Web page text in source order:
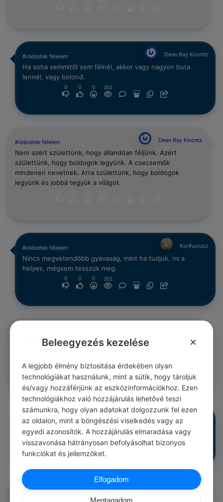
#idézetek félelem Dean Ray Koontz
Ha soha semmitől sem félnél, akkor vagy nagyon buta
lennél, vagy bolond.
0 0 0 352
#idézetek félelem Dean Ray Koontz
Nem azért születtünk, hogy állandóan féljünk. Azért
születtünk, hogy boldogok legyünk. A csecsemők
mindenen nevetnek. Arra születtünk, hogy boldogok
legyünk és jobbá tegyük a világot.
#idézetek félelem Konfuciusz
Nincs megvetendőbb gyávaság, mint ha tudjuk, mi a
helyes, mégsem tesszük meg.
0 0 0 352
Minden emberi félelem alapja: egy korábban becsukott ajtó
0 0 0 352
#idézetek félelem
A világnak fogai vannak, és beléd marhat, amikor csak akar.
0 0 0 352
#idézetek félelem Stephen King
Beleegyezés kezelése ×
A legjobb élmény biztosítása érdekében olyan
technológiákat használunk, mint a sütik, hogy tároljuk
és/vagy hozzáférjünk az eszközinformációkhoz. Ezen
technológiákhoz való hozzájárulás lehetővé teszi
számunkra, hogy olyan adatokat dolgozzunk fel ezen
az oldalon, mint a böngészési viselkedés vagy az
egyedi azonosítók. A hozzájárulás elmaradása vagy
visszavonása hátrányosan befolyásolhat bizonyos
funkciókat és jellemzőket.
Elfogadom
Megtagadom